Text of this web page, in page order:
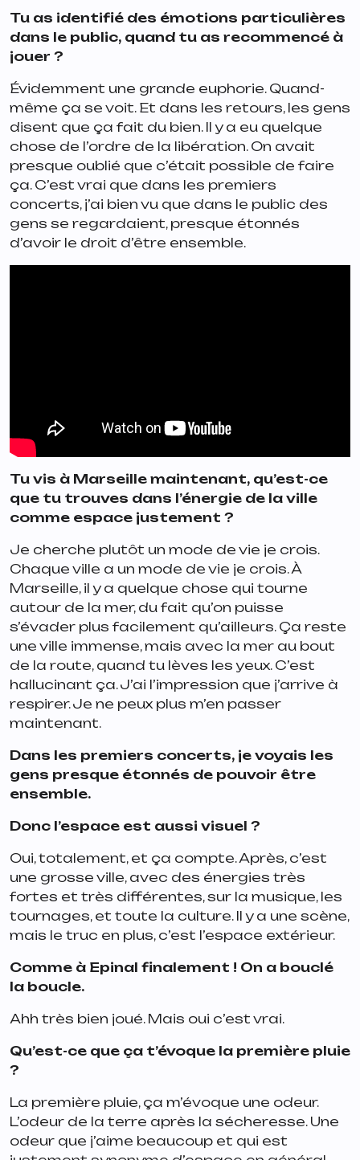
Tu as identifié des émotions particulières
dans le public, quand tu as recommencé à
jouer ?
Évidemment une grande euphorie. Quand-
même ça se voit. Et dans les retours, les gens
disent que ça fait du bien. Il y a eu quelque
chose de l’ordre de la libération. On avait
presque oublié que c’était possible de faire
ça. C’est vrai que dans les premiers
concerts, j’ai bien vu que dans le public des
gens se regardaient, presque étonnés
d’avoir le droit d’être ensemble.
Tu vis à Marseille maintenant, qu’est-ce
que tu trouves dans l’énergie de la ville
comme espace justement ?
Je cherche plutôt un mode de vie je crois.
Chaque ville a un mode de vie je crois. À
Marseille, il y a quelque chose qui tourne
autour de la mer, du fait qu’on puisse
s’évader plus facilement qu’ailleurs. Ça reste
une ville immense, mais avec la mer au bout
de la route, quand tu lèves les yeux. C’est
hallucinant ça. J’ai l’impression que j’arrive à
respirer. Je ne peux plus m’en passer
maintenant.
Dans les premiers concerts, je voyais les
gens presque étonnés de pouvoir être
ensemble.
Donc l’espace est aussi visuel ?
Oui, totalement, et ça compte. Après, c’est
une grosse ville, avec des énergies très
fortes et très différentes, sur la musique, les
tournages, et toute la culture. Il y a une scène,
mais le truc en plus, c’est l’espace extérieur.
Comme à Epinal finalement ! On a bouclé
la boucle.
Ahh très bien joué. Mais oui c’est vrai.
Qu’est-ce que ça t’évoque la première pluie
?
La première pluie, ça m’évoque une odeur.
L’odeur de la terre après la sécheresse. Une
odeur que j’aime beaucoup et qui est